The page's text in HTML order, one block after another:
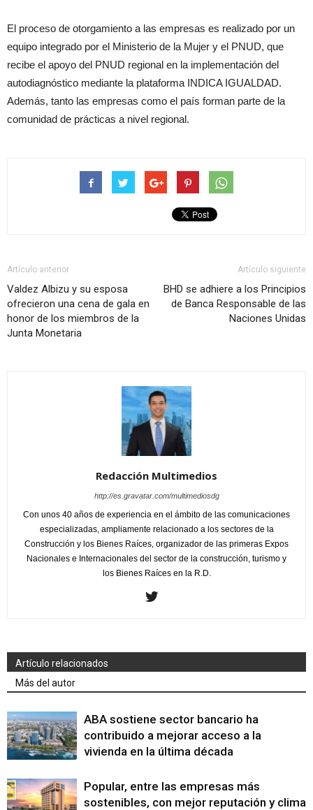
El proceso de otorgamiento a las empresas es realizado por un
equipo integrado por el Ministerio de la Mujer y el PNUD, que
recibe el apoyo del PNUD regional en la implementación del
autodiagnóstico mediante la plataforma INDICA IGUALDAD.
Además, tanto las empresas como el país forman parte de la
comunidad de prácticas a nivel regional.
Artículo anterior
Valdez Albizu y su esposa
ofrecieron una cena de gala en
honor de los miembros de la
Junta Monetaria
Artículo siguiente
BHD se adhiere a los Principios
de Banca Responsable de las
Naciones Unidas
Redacción Multimedios
http://es.gravatar.com/multimediosdg
Con unos 40 años de experiencia en el ámbito de las comunicaciones
especializadas, ampliamente relacionado a los sectores de la
Construcción y los Bienes Raíces, organizador de las primeras Expos
Nacionales e Internacionales del sector de la construcción, turismo y
los Bienes Raíces en la R.D.
Artículo relacionados
Más del autor
ABA sostiene sector bancario ha
contribuido a mejorar acceso a la
vivienda en la última década
Popular, entre las empresas más
sostenibles, con mejor reputación y clima